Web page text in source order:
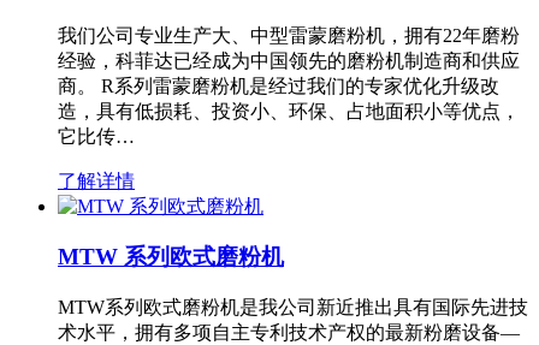
我们公司专业生产大、中型雷蒙磨粉机，拥有22年磨粉
经验，科菲达已经成为中国领先的磨粉机制造商和供应
商。 R系列雷蒙磨粉机是经过我们的专家优化升级改
造，具有低损耗、投资小、环保、占地面积小等优点，
它比传…
了解详情
MTW 系列欧式磨粉机
MTW系列欧式磨粉机是我公司新近推出具有国际先进技
术水平，拥有多项自主专利技术产权的最新粉磨设备—